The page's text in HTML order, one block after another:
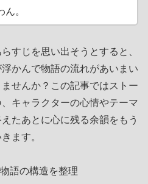
。
すじを思い出そうとすると、
かんで物語の流れがあいまい
せんか？この記事ではストー
キャラクターの心情やテーマ
たあとに心に残る余韻をもう
ます。
語の構造を整理